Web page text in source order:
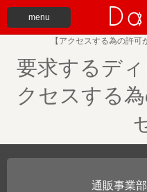
menu
【アクセスする為の許
要求するデ
クセスする